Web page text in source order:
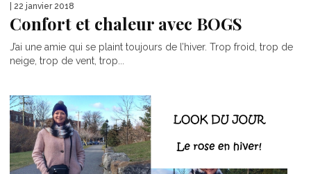
| 22 janvier 2018
Confort et chaleur avec BOGS
J’ai une amie qui se plaint toujours de l’hiver. Trop froid, trop de
neige, trop de vent, trop...